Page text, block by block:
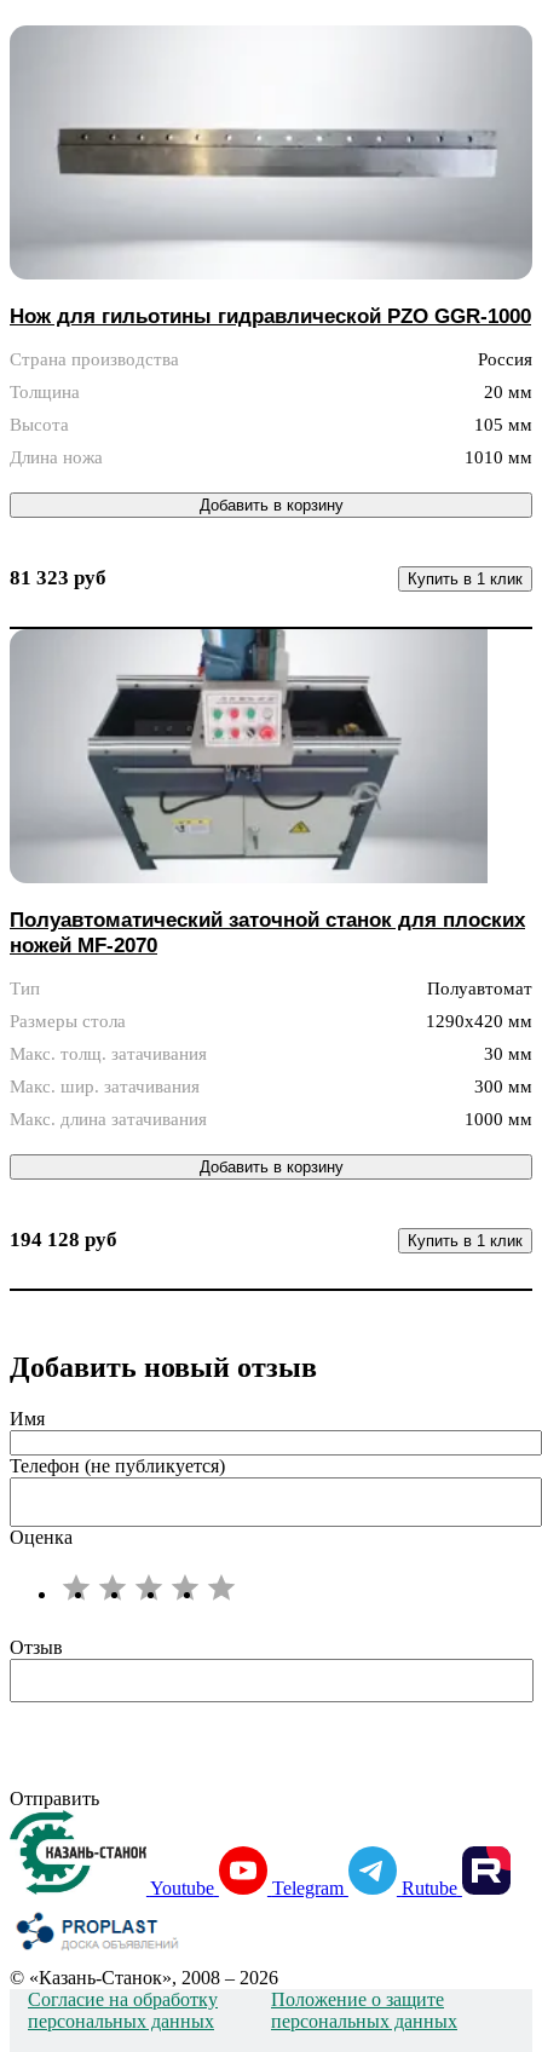
Нож для гильотины гидравлической PZO GGR-1000
Страна производства
Россия
Толщина
20 мм
Высота
105 мм
Длина ножа
1010 мм
Добавить в корзину
81 323 руб Купить в 1 клик
Полуавтоматический заточной станок для плоских
ножей MF-2070
Тип
Полуавтомат
Размеры стола
1290x420 мм
Макс. толщ. затачивания
30 мм
Макс. шир. затачивания
300 мм
Макс. длина затачивания
1000 мм
Добавить в корзину
194 128 руб Купить в 1 клик
Добавить новый отзыв
Имя
Телефон (не публикуется)
Оценка
Отзыв
Отправить
Youtube Telegram Rutube
© «Казань-Станок», 2008 – 2026
Согласие на обработку
персональных данных
Положение о защите
персональных данных